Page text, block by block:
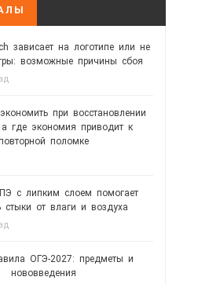
зависает на логотипе или не
возможные причины сбоя
при восстановлении
а где экономия приводит к
поломке
с липким слоем помогает
стыки от влаги и воздуха
ОГЭ-2027: предметы и
нововведения